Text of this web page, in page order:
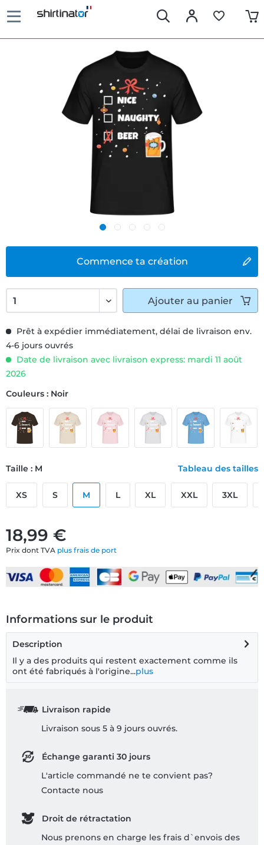
Commence ta création
18,99 €
Prix dont TVA plus frais de port
Prêt à expédier immédiatement, délai de livraison env.
4-6 jours ouvrés
Date de livraison avec livraison express: mardi 11 août
2026
Couleurs : Noir
Taille : M Tableau des tailles
XS S M L XL XXL 3XL
Ajouter au panier
Informations sur le produit
Description
Il y a des produits qui restent exactement comme ils
ont été fabriqués à l'origine...plus
Livraison rapide
Livraison sous 5 à 9 jours ouvrés.
Échange garanti 30 jours
L'article commandé ne te convient pas?
Contacte nous
Droit de rétractation
Nous prenons en charge les frais d`envois des